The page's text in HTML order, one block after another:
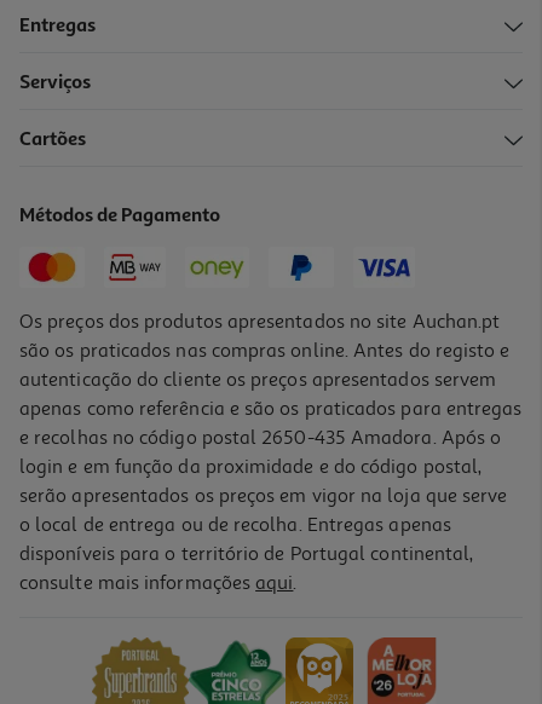
Entregas
Serviços
Cartões
Métodos de Pagamento
Os preços dos produtos apresentados no site Auchan.pt
são os praticados nas compras online. Antes do registo e
autenticação do cliente os preços apresentados servem
apenas como referência e são os praticados para entregas
e recolhas no código postal 2650-435 Amadora. Após o
login e em função da proximidade e do código postal,
serão apresentados os preços em vigor na loja que serve
o local de entrega ou de recolha. Entregas apenas
disponíveis para o território de Portugal continental,
consulte mais informações aqui.